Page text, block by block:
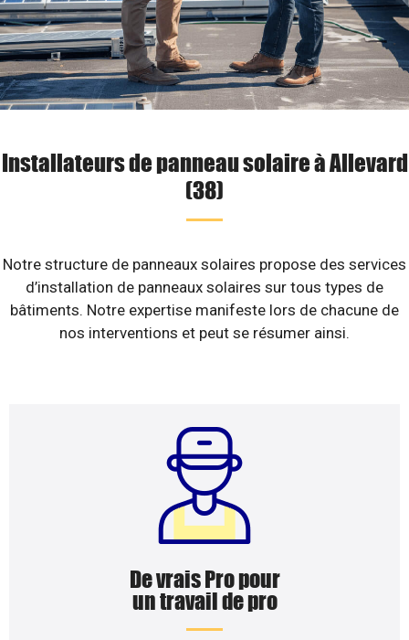
Installateurs de panneau solaire à Allevard
(38)
Notre structure de panneaux solaires propose des services
d’installation de panneaux solaires sur tous types de
bâtiments. Notre expertise manifeste lors de chacune de
nos interventions et peut se résumer ainsi.
De vrais Pro pour
un travail de pro